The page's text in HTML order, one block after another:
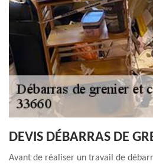
DEVIS DÉBARRAS DE
Avant de réaliser un travail de